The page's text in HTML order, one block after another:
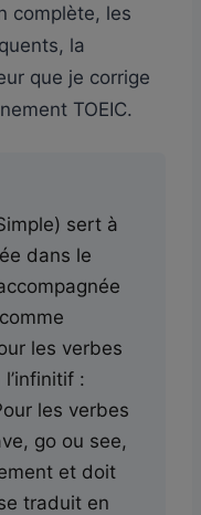
complète, les
la
que je corrige
TOEIC.
sert à
dans le
les verbes
:
les verbes
go ou see,
et doit
traduit en